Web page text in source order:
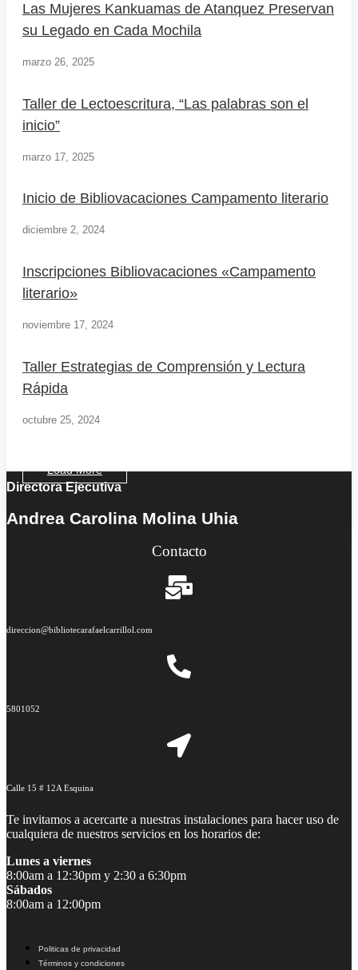
Las Mujeres Kankuamas de Atanquez Preservan
su Legado en Cada Mochila
marzo 26, 2025
Taller de Lectoescritura, “Las palabras son el
inicio”
marzo 17, 2025
Inicio de Bibliovacaciones Campamento literario
diciembre 2, 2024
Inscripciones Bibliovacaciones «Campamento
literario»
noviembre 17, 2024
Taller Estrategias de Comprensión y Lectura
Rápida
octubre 25, 2024
Load More
End of Content.
Directora Ejecutiva
Andrea Carolina Molina Uhia
Contacto
direccion@bibliotecarafaelcarrillol.com
5801052
Calle 15 # 12A Esquina
Te invitamos a acercarte a nuestras instalaciones para hacer uso de
cualquiera de nuestros servicios en los horarios de:
Lunes a viernes
8:00am a 12:30pm y 2:30 a 6:30pm
Sábados
8:00am a 12:00pm
Politicas de privacidad
Términos y condiciones